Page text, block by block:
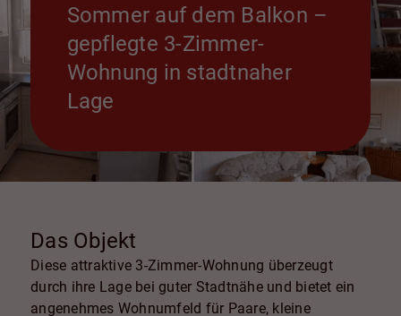
Sommer auf dem Balkon –
gepflegte 3-Zimmer-
Wohnung in stadtnaher
Lage
Das Objekt
Diese attraktive 3-Zimmer-Wohnung überzeugt
durch ihre Lage bei guter Stadtnähe und bietet ein
angenehmes Wohnumfeld für Paare, kleine